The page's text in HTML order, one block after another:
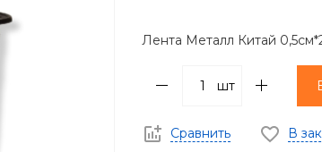
Лента Металл Китай
шт
Сравнить В